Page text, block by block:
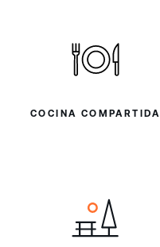
COCINA COMPARTIDA